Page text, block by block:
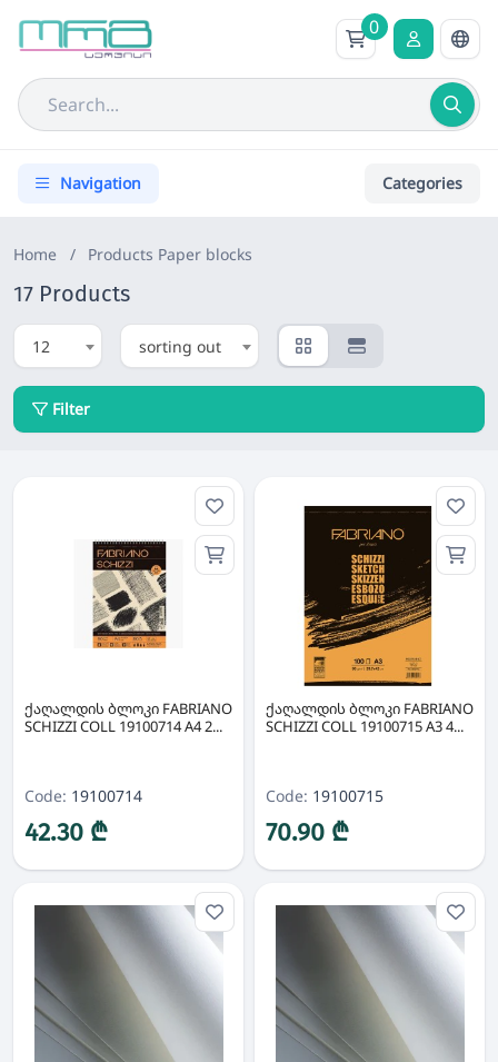
0
Navigation Categories
Home / Products Paper blocks
17 Products
12 sorting out
Filter
ქაღალდის ბლოკი FABRIANO
SCHIZZI COLL 19100714 A4 2...
Code: 19100714
42.30 ₾
ქაღალდის ბლოკი FABRIANO
SCHIZZI COLL 19100715 A3 4...
Code: 19100715
70.90 ₾